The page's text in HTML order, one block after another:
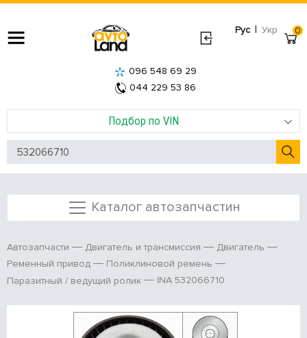
Рус | Укр
Подбор по VIN
096 548 69 29
044 229 53 86
0
Каталог автозапчастин
Автозапчасти Двигатель и трансмиссия
Двигатель
Ременный привод
Поликлиновой ремень
Паразитный / ведущий ролик
INA 532066710